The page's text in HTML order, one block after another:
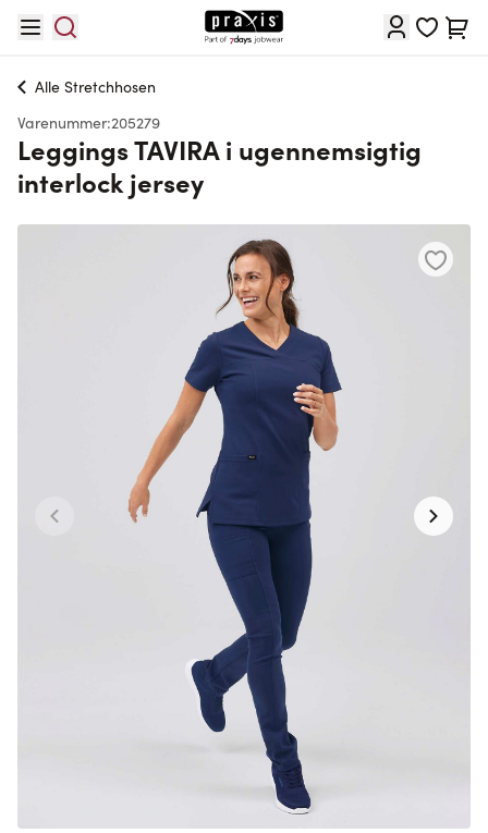
Cart
Alle Stretchhosen
Varenummer:205279
Leggings TAVIRA i ugennemsigtig
interlock jersey